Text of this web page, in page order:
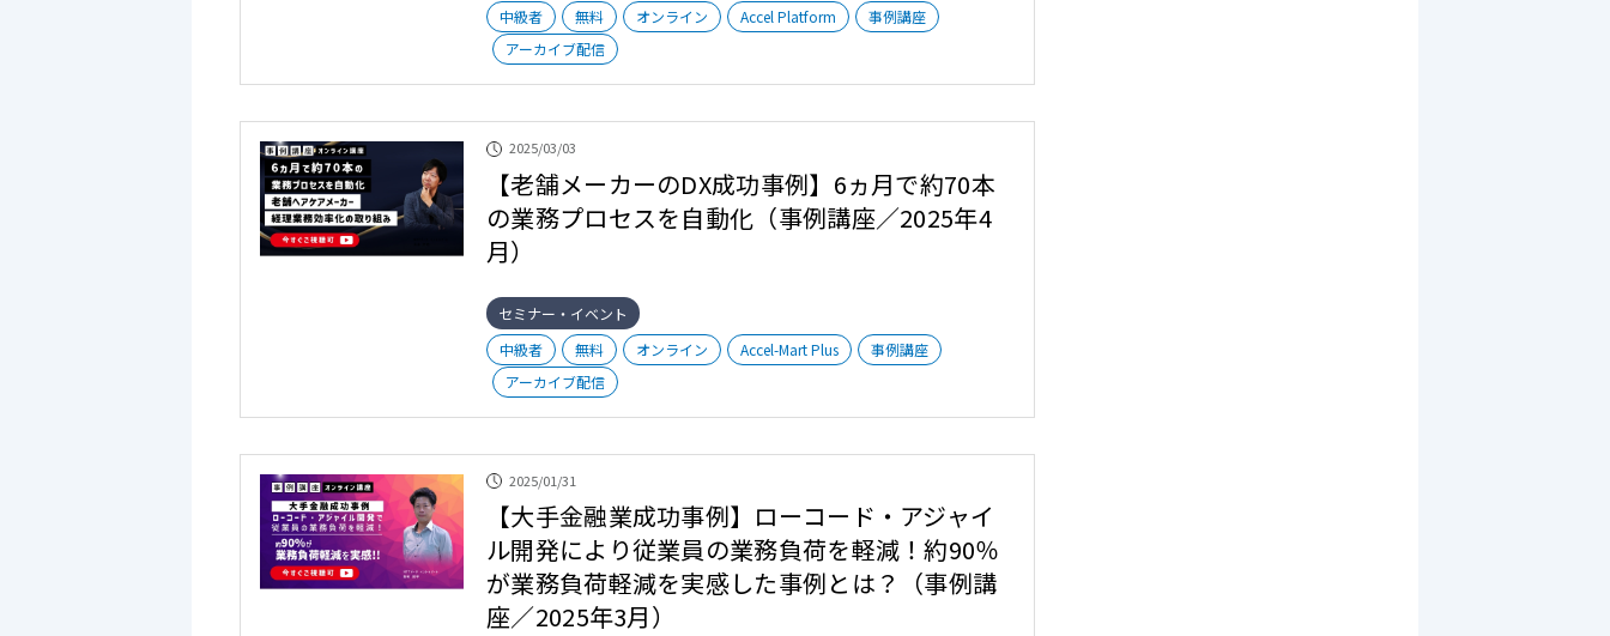
中級者
無料 オンライン Accel Platform
事例講座
アーカイブ配信
2025/03/03
【老舗メーカーのDX成功事例】6ヵ月で約70本
の業務プロセスを自動化（事例講座／2025年4
月）
セミナー・イベント
中級者
無料 オンライン Accel-Mart Plus
事例講座
アーカイブ配信
2025/01/31
【大手金融業成功事例】ローコード・アジャイ
ル開発により従業員の業務負荷を軽減！約90％
が業務負荷軽減を実感した事例とは？（事例講
座／2025年3月）